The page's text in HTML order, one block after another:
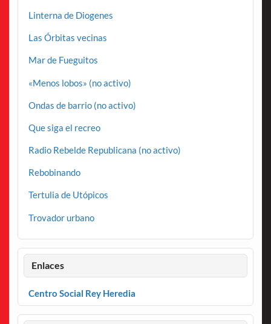
Linterna de Diogenes
Las Órbitas vecinas
Mar de Fueguitos
«Menos lobos» (no activo)
Ondas de barrio (no activo)
Que siga el recreo
Radio Rebelde Republicana (no activo)
Rebobinando
Tertulia de Utópicos
Trovador urbano
Enlaces
Centro Social Rey Heredia